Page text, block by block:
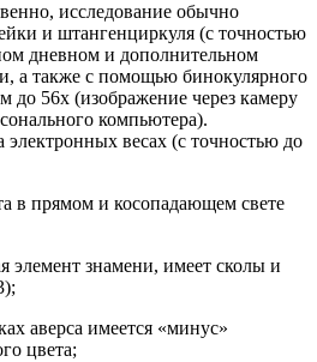
исследование обычно
и штангенциркуля (с точностью
дневном и дополнительном
а также с помощью бинокулярного
до 56х (изображение через камеру
компьютера).
весах (с точностью до
в прямом и косопадающем свете
элемент знамени, имеет сколы и
аверса имеется «минус»
цвета;